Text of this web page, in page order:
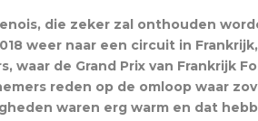
die zeker zal onthouden
weer naar een circuit in
waar de Grand Prix van Frankrijk
reden op de omloop waar
waren erg warm en dat